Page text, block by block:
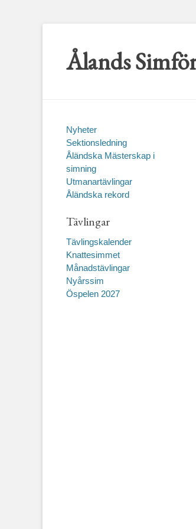
Ålands
Nyheter
Sektionsledning
Åländska Mästerskap i
simning
Utmanartävlingar
Åländska rekord
Tävlingar
Tävlingskalender
Knattesimmet
Månadstävlingar
Nyårssim
Öspelen 2027